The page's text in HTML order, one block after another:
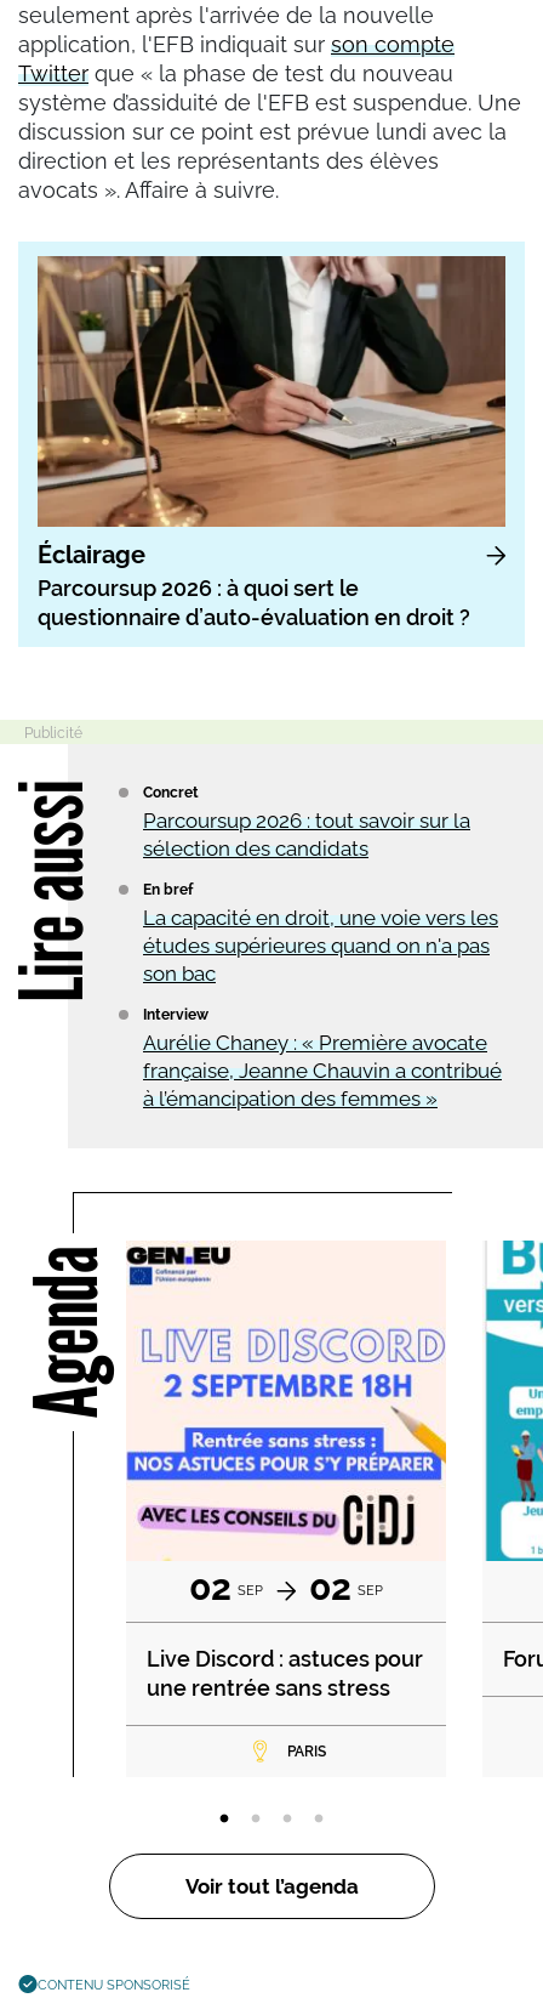
seulement après l'arrivée de la nouvelle
application, l'EFB indiquait sur son compte
Twitter que « la phase de test du nouveau
système d’assiduité de l'EFB est suspendue. Une
discussion sur ce point est prévue lundi avec la
direction et les représentants des élèves
avocats ». Affaire à suivre.
Éclairage
Parcoursup 2026 : à quoi sert le
questionnaire d’auto-évaluation en droit ?
Concret
Parcoursup 2026 : tout savoir sur la
sélection des candidats
En bref
La capacité en droit, une voie vers les
études supérieures quand on n'a pas
son bac
Interview
Aurélie Chaney : « Première avocate
française, Jeanne Chauvin a contribué
à l’émancipation des femmes »
Agenda
02 SEP 02 SEP
Live Discord : astuces pour
une rentrée sans stress
PARIS
Voir tout l’agenda
CONTENU SPONSORISÉ